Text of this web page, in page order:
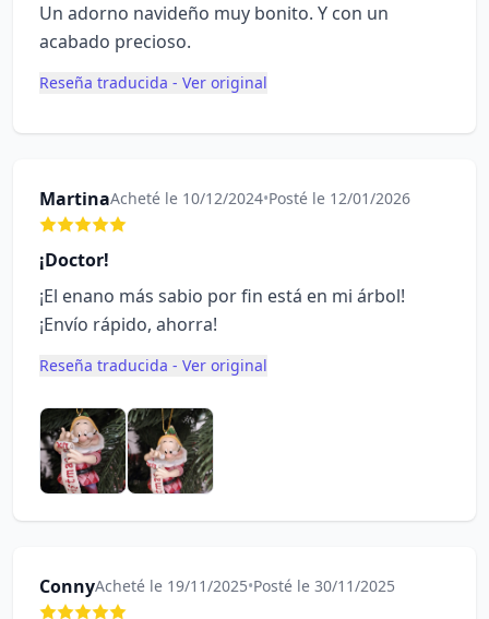
Un adorno navideño muy bonito. Y con un
acabado precioso.
Reseña traducida - Ver original
MartinaAcheté le 10/12/2024•Posté le 12/01/2026
¡Doctor!
¡El enano más sabio por fin está en mi árbol!
¡Envío rápido, ahorra!
Reseña traducida - Ver original
ConnyAcheté le 19/11/2025•Posté le 30/11/2025